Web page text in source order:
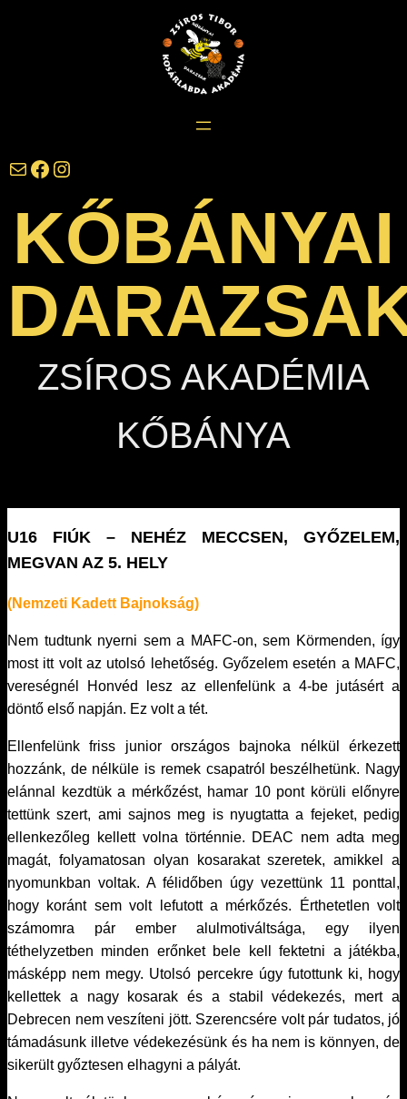
darazsak@darazsak.hu @kobanyaidarazsak @darazsak
KŐBÁNYAI
ZSÍROS AKADÉMIA
KŐBÁNYA
U16 FIÚK – NEHÉZ MECCSEN, GYŐZELEM,
MEGVAN AZ 5. HELY
(Nemzeti Kadett Bajnokság)
Nem tudtunk nyerni sem a MAFC-on, sem Körmenden, így
most itt volt az utolsó lehetőség. Győzelem esetén a MAFC,
vereségnél Honvéd lesz az ellenfelünk a 4-be jutásért a
döntő első napján. Ez volt a tét.
Ellenfelünk friss junior országos bajnoka nélkül érkezett
hozzánk, de nélküle is remek csapatról beszélhetünk. Nagy
elánnal kezdtük a mérkőzést, hamar 10 pont körüli előnyre
tettünk szert, ami sajnos meg is nyugtatta a fejeket, pedig
ellenkezőleg kellett volna történnie. DEAC nem adta meg
magát, folyamatosan olyan kosarakat szeretek, amikkel a
nyomunkban voltak. A félidőben úgy vezettünk 11 ponttal,
hogy koránt sem volt lefutott a mérkőzés. Érthetetlen volt
számomra pár ember alulmotiváltsága, egy ilyen
téthelyzetben minden erőnket bele kell fektetni a játékba,
másképp nem megy. Utolsó percekre úgy futottunk ki, hogy
kellettek a nagy kosarak és a stabil védekezés, mert a
Debrecen nem veszíteni jött. Szerencsére volt pár tudatos, jó
támadásunk illetve védekezésünk és ha nem is könnyen, de
sikerült győztesen elhagyni a pályát.